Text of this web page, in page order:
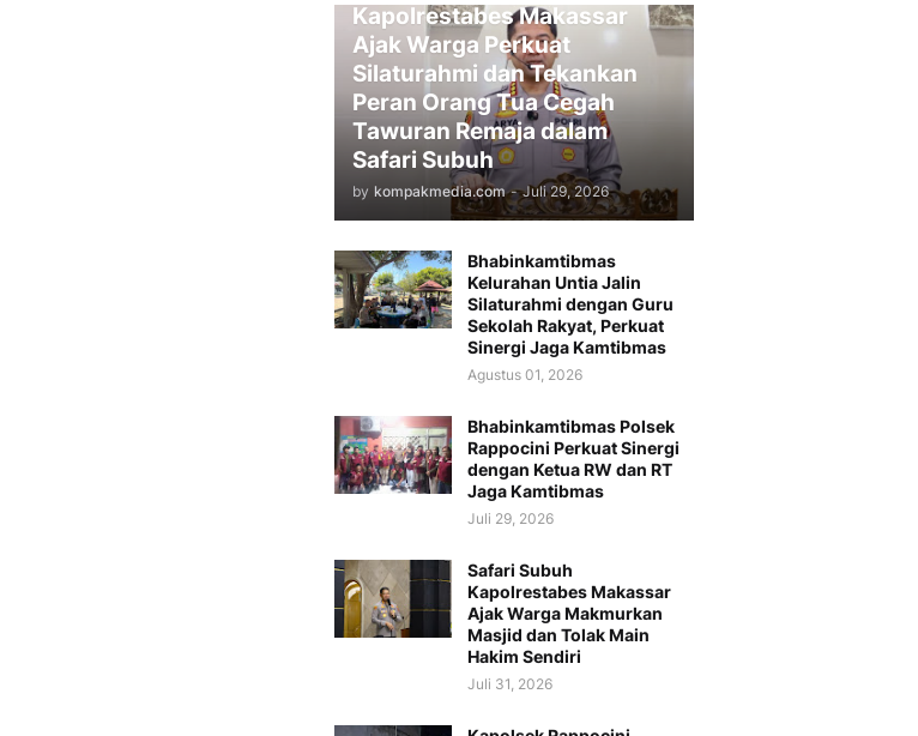
Kapolrestabes Makassar
Ajak Warga Perkuat
Silaturahmi dan Tekankan
Peran Orang Tua Cegah
Tawuran Remaja dalam
Safari Subuh
by kompakmedia.com - Juli 29, 2026
Bhabinkamtibmas
Kelurahan Untia Jalin
Silaturahmi dengan Guru
Sekolah Rakyat, Perkuat
Sinergi Jaga Kamtibmas
Agustus 01, 2026
Bhabinkamtibmas Polsek
Rappocini Perkuat Sinergi
dengan Ketua RW dan RT
Jaga Kamtibmas
Juli 29, 2026
Safari Subuh
Kapolrestabes Makassar
Ajak Warga Makmurkan
Masjid dan Tolak Main
Hakim Sendiri
Juli 31, 2026